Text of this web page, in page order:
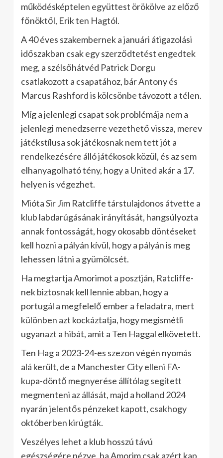
működésképtelen együttest örökölve az előző
főnöktől, Erik ten Hagtól.
A 40 éves szakembernek a januári átigazolási
időszakban csak egy szerződtetést engedtek
meg, a szélsőhátvéd Patrick Dorgu
csatlakozott a csapatához, bár Antony és
Marcus Rashford is kölcsönbe távozott a télen.
Míg a jelenlegi csapat sok problémája nem a
jelenlegi menedzserre vezethető vissza, merev
játékstílusa sok játékosnak nem tett jót a
rendelkezésére álló játékosok közül, és az sem
elhanyagolható tény, hogy a United akár a 17.
helyen is végezhet.
Mióta Sir Jim Ratcliffe társtulajdonos átvette a
klub labdarúgásának irányítását, hangsúlyozta
annak fontosságát, hogy okosabb döntéseket
kell hozni a pályán kívül, hogy a pályán is meg
lehessen látni a gyümölcsét.
Ha megtartja Amorimot a posztján, Ratcliffe-
nek biztosnak kell lennie abban, hogy a
portugál a megfelelő ember a feladatra, mert
különben azt kockáztatja, hogy megismétli
ugyanazt a hibát, amit a Ten Haggal elkövetett.
Ten Hag a 2023-24-es szezon végén nyomás
alá került, de a Manchester City elleni FA-
kupa-döntő megnyerése állítólag segített
megmenteni az állását, majd a holland 2024
nyarán jelentős pénzeket kapott, csakhogy
októberben kirúgták.
Veszélyes lehet a klub hosszú távú
egészségére nézve, ha Amorim csak azért kap